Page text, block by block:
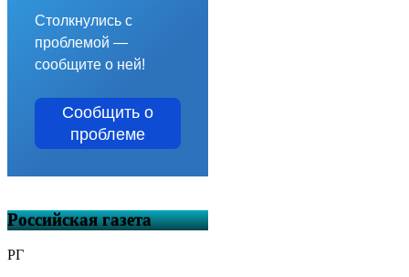
Столкнулись с
проблемой —
сообщите о ней!
Сообщить о
проблеме
Российская газета
РГ